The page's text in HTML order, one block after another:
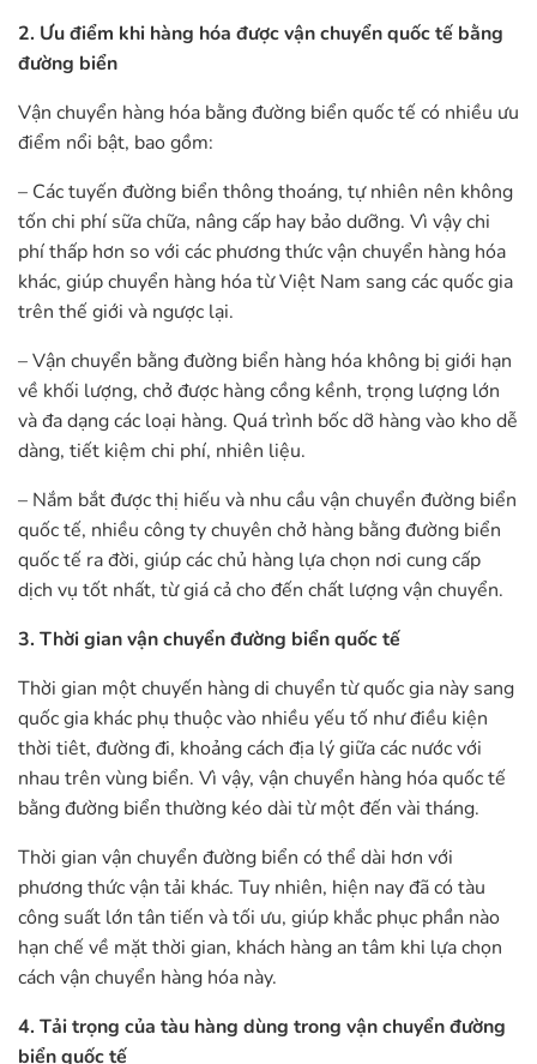
2. Ưu điểm khi hàng hóa được vận chuyển quốc tế bằng
đường biển
Vận chuyển hàng hóa bằng đường biển quốc tế có nhiều ưu
điểm nổi bật, bao gồm:
– Các tuyến đường biển thông thoáng, tự nhiên nên không
tốn chi phí sữa chữa, nâng cấp hay bảo dưỡng. Vì vậy chi
phí thấp hơn so với các phương thức vận chuyển hàng hóa
khác, giúp chuyển hàng hóa từ Việt Nam sang các quốc gia
trên thế giới và ngược lại.
– Vận chuyển bằng đường biển hàng hóa không bị giới hạn
về khối lượng, chở được hàng cồng kềnh, trọng lượng lớn
và đa dạng các loại hàng. Quá trình bốc dỡ hàng vào kho dễ
dàng, tiết kiệm chi phí, nhiên liệu.
– Nắm bắt được thị hiếu và nhu cầu vận chuyển đường biển
quốc tế, nhiều công ty chuyên chở hàng bằng đường biển
quốc tế ra đời, giúp các chủ hàng lựa chọn nơi cung cấp
dịch vụ tốt nhất, từ giá cả cho đến chất lượng vận chuyển.
3. Thời gian vận chuyển đường biển quốc tế
Thời gian một chuyến hàng di chuyển từ quốc gia này sang
quốc gia khác phụ thuộc vào nhiều yếu tố như điều kiện
thời tiêt, đường đi, khoảng cách địa lý giữa các nước với
nhau trên vùng biển. Vì vậy, vận chuyển hàng hóa quốc tế
bằng đường biển thường kéo dài từ một đến vài tháng.
Thời gian vận chuyển đường biển có thể dài hơn với
phương thức vận tải khác. Tuy nhiên, hiện nay đã có tàu
công suất lớn tân tiến và tối ưu, giúp khắc phục phần nào
hạn chế về mặt thời gian, khách hàng an tâm khi lựa chọn
cách vận chuyển hàng hóa này.
4. Tải trọng của tàu hàng dùng trong vận chuyển đường
biển quốc tế